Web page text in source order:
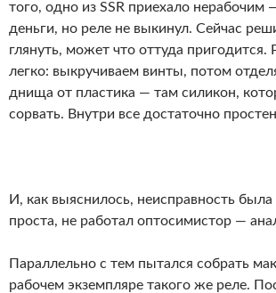
того, одно из SSR приехало нерабочим
деньги, но реле не выкинул. Сейчас
глянуть, может что оттуда пригодится.
легко: выкручиваем винты, потом
днища от пластика — там силикон,
сорвать. Внутри все достаточно
И, как выяснилось, неисправность
проста, не работал оптосимистор —
Параллельно с тем пытался собрать
рабочем экземпляре такого же реле.